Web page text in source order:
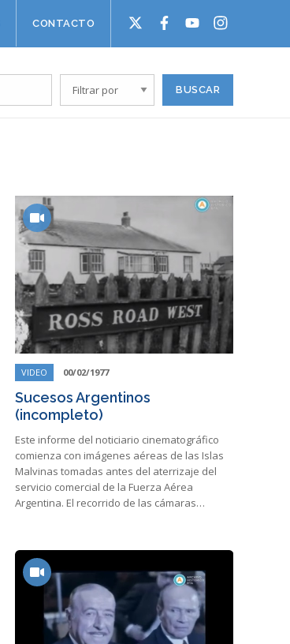
CONTACTO
VIDEO 00/02/1977
Sucesos Argentinos
(incompleto)
Este informe del noticiario cinematográfico
comienza con imágenes aéreas de las Islas
Malvinas tomadas antes del aterrizaje del
servicio comercial de la Fuerza Aérea
Argentina. El recorrido de las cámaras…